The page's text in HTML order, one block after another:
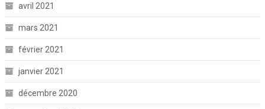
avril 2021
mars 2021
février 2021
janvier 2021
décembre 2020